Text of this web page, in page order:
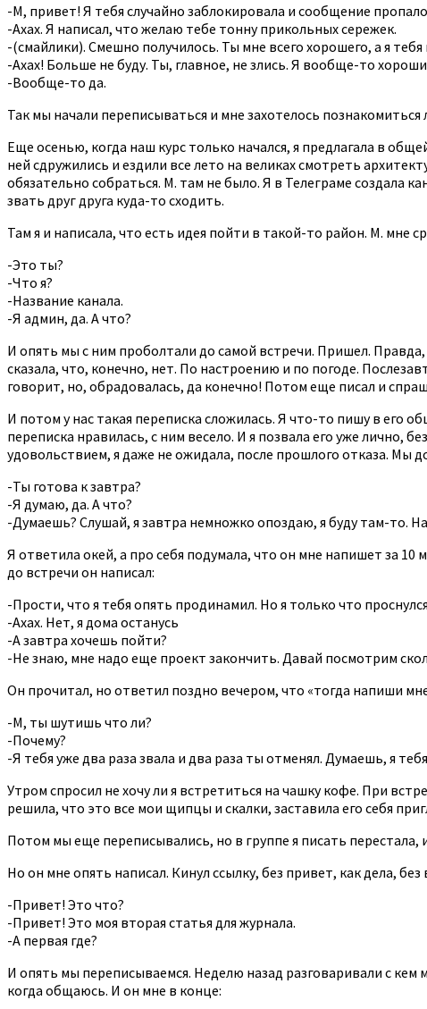
-М, привет! Я тебя случайно заблокировала и сообщение пропало
-Ахах. Я написал, что желаю тебе тонну прикольных сережек.
-(смайлики). Смешно получилось. Ты мне всего хорошего, а я тебя
-Ахах! Больше не буду. Ты, главное, не злись. Я вообще-то
-Вообще-то да.
Так мы начали переписываться и мне захотелось познакомиться
Еще осенью, когда наш курс только начался, я предлагала в
ней сдружились и ездили все лето на великах смотреть
обязательно собраться. М. там не было. Я в Телеграме создала
звать друг друга куда-то сходить.
Там я и написала, что есть идея пойти в такой-то район. М. мне
-Это ты?
-Что я?
-Название канала.
-Я админ, да. А что?
И опять мы с ним проболтали до самой встречи. Пришел.
сказала, что, конечно, нет. По настроению и по погоде.
говорит, но, обрадовалась, да конечно! Потом еще писал и
И потом у нас такая переписка сложилась. Я что-то пишу в его
переписка нравилась, с ним весело. И я позвала его уже лично,
удовольствием, я даже не ожидала, после прошлого отказа. Мы
-Ты готова к завтра?
-Я думаю, да. А что?
-Думаешь? Слушай, я завтра немножко опоздаю, я буду там-то.
Я ответила окей, а про себя подумала, что он мне напишет за 10
до встречи он написал:
-Прости, что я тебя опять продинамил. Но я только что
-Ахах. Нет, я дома останусь
-А завтра хочешь пойти?
-Не знаю, мне надо еще проект закончить. Давай посмотрим
Он прочитал, но ответил поздно вечером, что «тогда напиши
-М, ты шутишь что ли?
-Почему?
-Я тебя уже два раза звала и два раза ты отменял. Думаешь, я
Утром спросил не хочу ли я встретиться на чашку кофе. При
решила, что это все мои щипцы и скалки, заставила его себя
Потом мы еще переписывались, но в группе я писать перестала,
Но он мне опять написал. Кинул ссылку, без привет, как дела,
-Привет! Это что?
-Привет! Это моя вторая статья для журнала.
-А первая где?
И опять мы переписываемся. Неделю назад разговаривали с кем
когда общаюсь. И он мне в конце: